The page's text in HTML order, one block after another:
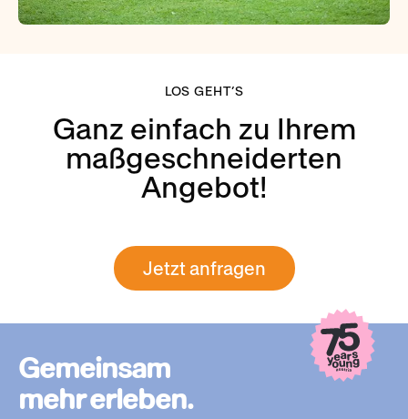
LOS GEHT’S
Ganz einfach zu Ihrem
maßgeschneiderten
Angebot!
Jetzt anfragen
Gemeinsam
mehr erleben.